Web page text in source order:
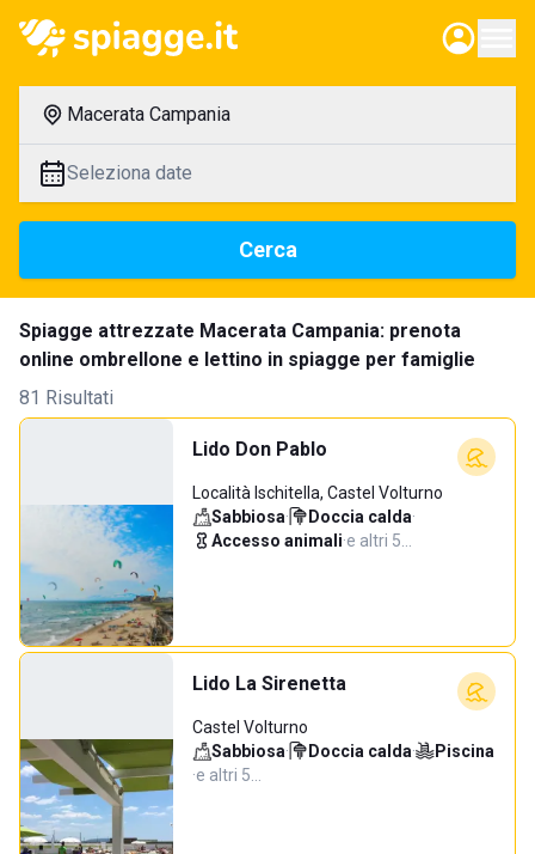
Macerata Campania
Seleziona date
Cerca
Spiagge attrezzate Macerata Campania: prenota
online ombrellone e lettino in spiagge per famiglie
81 Risultati
Lido Don Pablo
Località Ischitella, Castel Volturno
Sabbiosa· Doccia calda·
Accesso animali·e altri 5…
Lido La Sirenetta
Castel Volturno
Sabbiosa· Doccia calda·
Piscina
·e altri 5…